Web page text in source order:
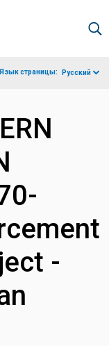
Язык страницы: Русский
-